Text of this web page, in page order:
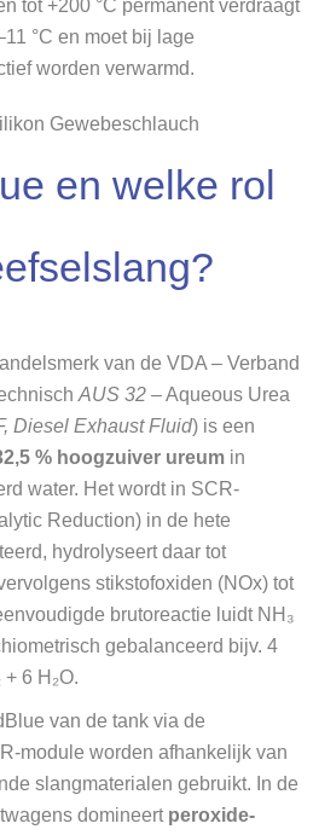
tot +200 °C permanent verdraagt
°C en moet bij lage
worden verwarmd.
en welke rol
van de VDA – Verband
AUS 32 – Aqueous Urea
Diesel Exhaust Fluid) is een
% hoogzuiver ureum in
water. Het wordt in SCR-
Reduction) in de hete
hydrolyseert daar tot
stikstofoxiden (NOx) tot
brutoreactie luidt NH₃
gebalanceerd bijv. 4
6 H₂O.
van de tank via de
module worden afhankelijk van
slangmaterialen gebruikt. In de
domineert peroxide-